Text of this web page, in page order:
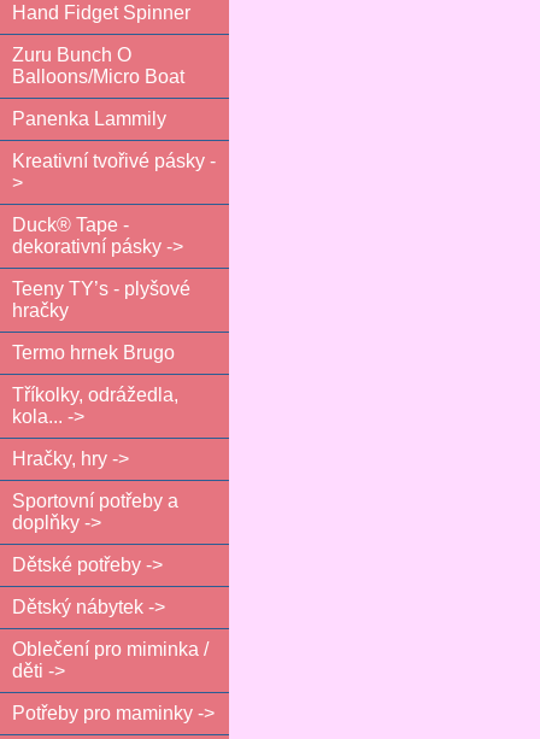
Hand Fidget Spinner
Zuru Bunch O
Balloons/Micro Boat
Panenka Lammily
Kreativní tvořivé pásky -
>
Duck® Tape -
dekorativní pásky ->
Teeny TY’s - plyšové
hračky
Termo hrnek Brugo
Tříkolky, odrážedla,
kola... ->
Hračky, hry ->
Sportovní potřeby a
doplňky ->
Dětské potřeby ->
Dětský nábytek ->
Oblečení pro miminka /
děti ->
Potřeby pro maminky ->